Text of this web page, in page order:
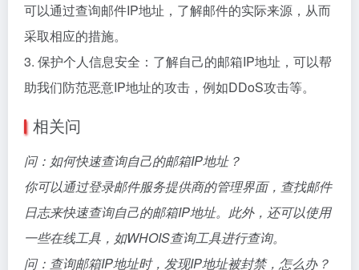
可以通过查询邮件IP地址，了解邮件的实际来源，从而
采取相应的措施。
3. 保护个人信息安全：了解自己的邮箱IP地址，可以帮
助我们防范恶意IP地址的攻击，例如DDoS攻击等。
相关问
问：如何快速查询自己的邮箱IP地址？
你可以通过登录邮件服务提供商的管理界面，查找邮件
日志来快速查询自己的邮箱IP地址。此外，还可以使用
一些在线工具，如WHOIS查询工具进行查询。
问：查询邮箱IP地址时，发现IP地址被封禁，怎么办？